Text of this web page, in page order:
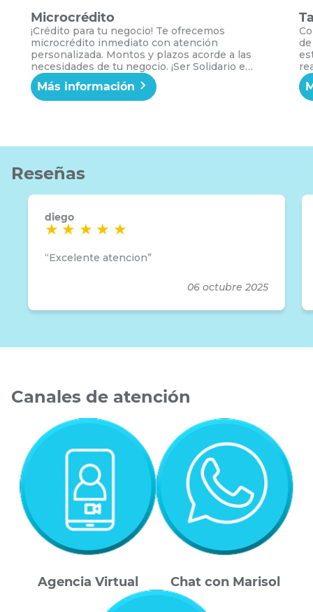
Microcrédito
¡Crédito para tu negocio! Te ofrecemos
microcrédito inmediato con atención
personalizada. Montos y plazos acorde a las
necesidades de tu negocio. ¡Ser Solidario es
acompañarte a crecer junto a tu negocio!
Más información
Reseñas
diego
06 octubre 2025
Excelente atencion
Canales de atención
Agencia Virtual Chat con Marisol